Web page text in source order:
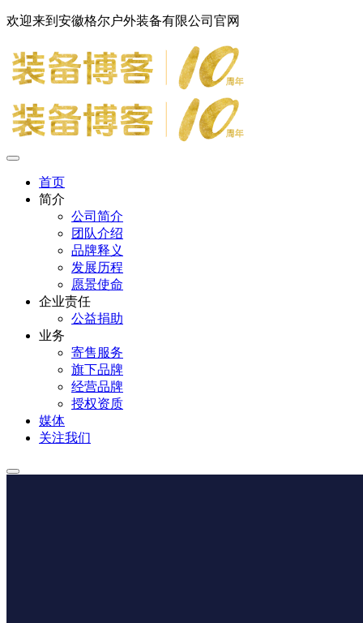
欢迎来到安徽格尔户外装备有限公司官网
首页
简介
公司简介
团队介绍
品牌释义
发展历程
愿景使命
企业责任
公益捐助
业务
寄售服务
旗下品牌
经营品牌
授权资质
媒体
关注我们